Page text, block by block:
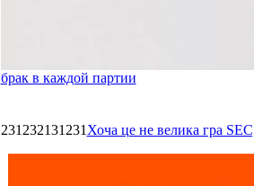
брак в каждой партии
231232131231 Хоча це не велика гра